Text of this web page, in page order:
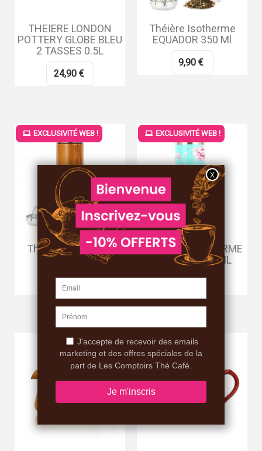
THEIERE LONDON
POTTERY GLOBE BLEU
2 TASSES 0.5L
24,90 €
Théière Isotherme
EQUADOR 350 Ml
9,90 €
Théière Isotherme
350ml BOIS
9,90 €
EXCLUSIVITÉ WEB !
THÉIÈRE ISOTHERME
VINTAGE 350 ML
EXCLUSIVITÉ WEB !